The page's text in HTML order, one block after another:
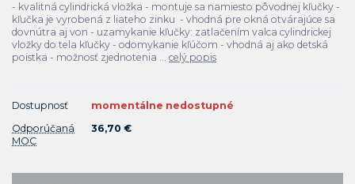
- kvalitná cylindrická vložka - montuje sa namiesto pôvodnej kľučky -
kľučka je vyrobená z liateho zinku - vhodná pre okná otvárajúce sa
dovnútra aj von - uzamykanie kľučky: zatlačením valca cylindrickej
vložky do tela kľučky - odomykanie kľúčom - vhodná aj ako detská
poistka - možnosť zjednotenia ... celý popis
Dostupnosť
momentálne nedostupné
Odporúčaná
MOC
36,70 €